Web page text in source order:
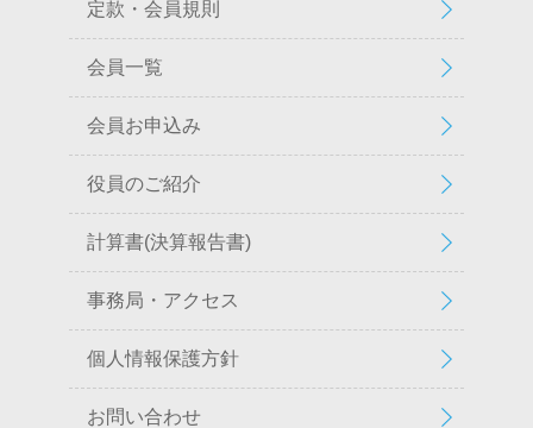
定款・会員規則
会員一覧
会員お申込み
役員のご紹介
計算書(決算報告書)
事務局・アクセス
個人情報保護方針
お問い合わせ